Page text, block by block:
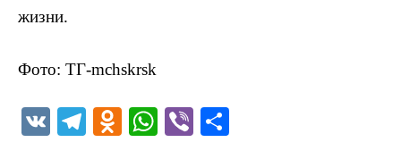
жизни.
Фото: ТГ-mchskrsk
V
T
O W Vi